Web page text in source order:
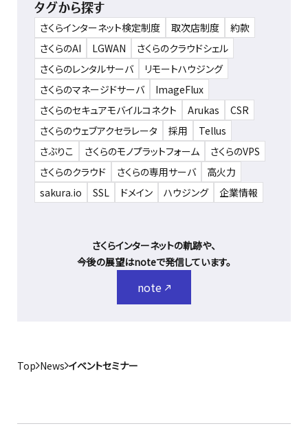
タグから探す
さくらインターネット検定制度 取次店制度
約款
さくらのAI
LGWAN
さくらのクラウドシェル
さくらのレンタルサーバ
リモートハウジング
さくらのマネージドサーバ
ImageFlux
さくらのセキュアモバイルコネクト
Arukas
CSR
さくらのウェブアクセラレータ
採用
Tellus
さぶりこ
さくらのモノプラットフォーム
さくらのVPS
さくらのクラウド
さくらの専用サーバ
高火力
sakura.io
SSL ドメイン ハウジング 企業情報
さくらインターネットの軌跡や、
今後の展望はnoteで発信しています。
note
Top News イベントセミナー